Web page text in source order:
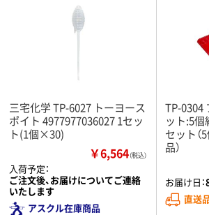
三宅化学 TP-6027 トーヨース
ポイト 4977977036027 1セッ
ト(1個×30)
￥6,564（税込）
入荷予定：
ご注文後、お届けについてご連絡
いたします
アスクル在庫商品
TP-0304
ット:5個
セット（
品）
お届け日：
直送